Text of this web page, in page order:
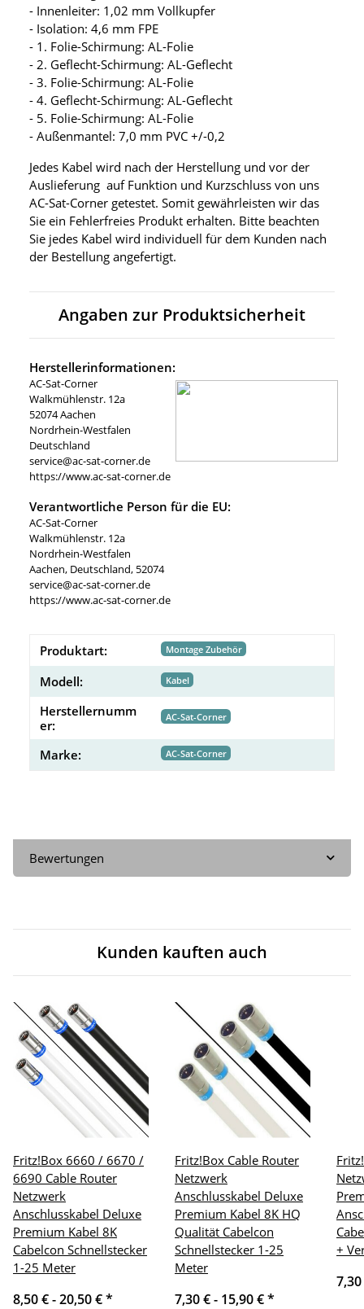
- Innenleiter: 1,02 mm Vollkupfer
- Isolation: 4,6 mm FPE
- 1. Folie-Schirmung: AL-Folie
- 2. Geflecht-Schirmung: AL-Geflecht
- 3. Folie-Schirmung: AL-Folie
- 4. Geflecht-Schirmung: AL-Geflecht
- 5. Folie-Schirmung: AL-Folie
- Außenmantel: 7,0 mm PVC +/-0,2
Jedes Kabel wird nach der Herstellung und vor der
Auslieferung auf Funktion und Kurzschluss von uns
AC-Sat-Corner getestet. Somit gewährleisten wir das
Sie ein Fehlerfreies Produkt erhalten. Bitte beachten
Sie jedes Kabel wird individuell für dem Kunden nach
der Bestellung angefertigt.
Angaben zur Produktsicherheit
Herstellerinformationen:
AC-Sat-Corner
Walkmühlenstr. 12a
52074 Aachen
Nordrhein-Westfalen
Deutschland
service@ac-sat-corner.de
https://www.ac-sat-corner.de
Verantwortliche Person für die EU:
AC-Sat-Corner
Walkmühlenstr. 12a
Nordrhein-Westfalen
Aachen, Deutschland, 52074
service@ac-sat-corner.de
https://www.ac-sat-corner.de
Produktart: Montage Zubehör
Modell: Kabel
Herstellernumm
er:
AC-Sat-Corner
Marke: AC-Sat-Corner
Bewertungen
Kunden kauften auch
Fritz!Box 6660 / 6670 /
6690 Cable Router
Netzwerk
Anschlusskabel Deluxe
Premium Kabel 8K
Cabelcon Schnellstecker
1-25 Meter
8,50 € -20,50 €*
Fritz!Box Cable Router
Netzwerk
Anschlusskabel Deluxe
Premium Kabel 8K HQ
Qualität Cabelcon
Schnellstecker 1-25
Meter
7,30 € - 15,90 €*
+